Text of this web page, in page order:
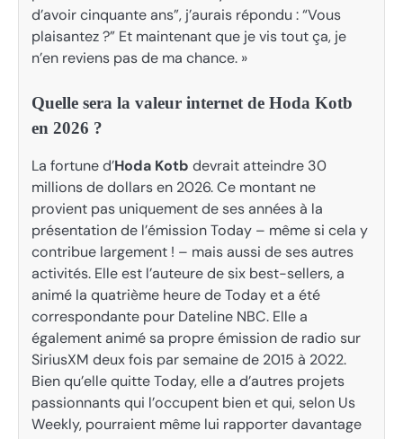
d’avoir cinquante ans”, j’aurais répondu : “Vous
plaisantez ?” Et maintenant que je vis tout ça, je
n’en reviens pas de ma chance. »
Quelle sera la valeur internet de Hoda Kotb
en 2026 ?
La fortune d’Hoda Kotb devrait atteindre 30
millions de dollars en 2026. Ce montant ne
provient pas uniquement de ses années à la
présentation de l’émission Today – même si cela y
contribue largement ! – mais aussi de ses autres
activités. Elle est l’auteure de six best-sellers, a
animé la quatrième heure de Today et a été
correspondante pour Dateline NBC. Elle a
également animé sa propre émission de radio sur
SiriusXM deux fois par semaine de 2015 à 2022.
Bien qu’elle quitte Today, elle a d’autres projets
passionnants qui l’occupent bien et qui, selon Us
Weekly, pourraient même lui rapporter davantage